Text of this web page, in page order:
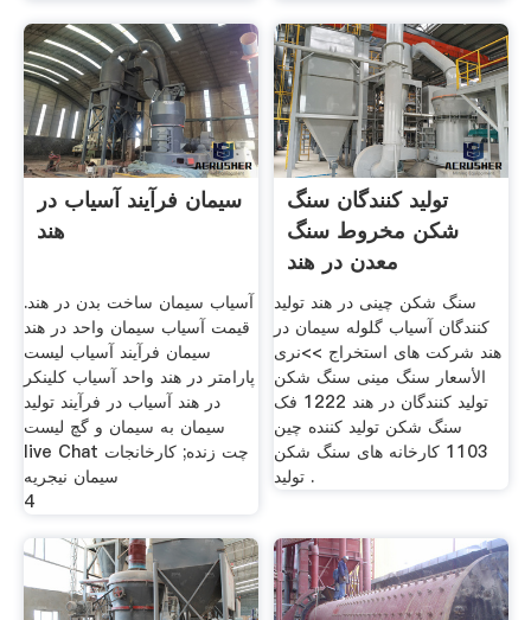
سیمان فرآیند آسیاب در
هند
آسیاب سیمان ساخت بدن در هند.
قیمت آسیاب سیمان واحد در هند
سیمان فرآیند آسیاب لیست
پارامتر در هند واحد آسیاب کلینکر
در هند آسیاب در فرآیند تولید
سیمان به سیمان و گچ لیست
live Chat چت زنده; کارخانجات
سیمان نیجریه
4
تولید کنندگان سنگ
شکن مخروط سنگ
معدن در هند
سنگ شکن چینی در هند تولید
کنندگان آسیاب گلوله سیمان در
هند شرکت های استخراج >>نرى
الأسعار سنگ مینی سنگ شکن
تولید کنندگان در هند 1222 فک
سنگ شکن تولید کننده چین
1103 کارخانه های سنگ شکن
تولید .